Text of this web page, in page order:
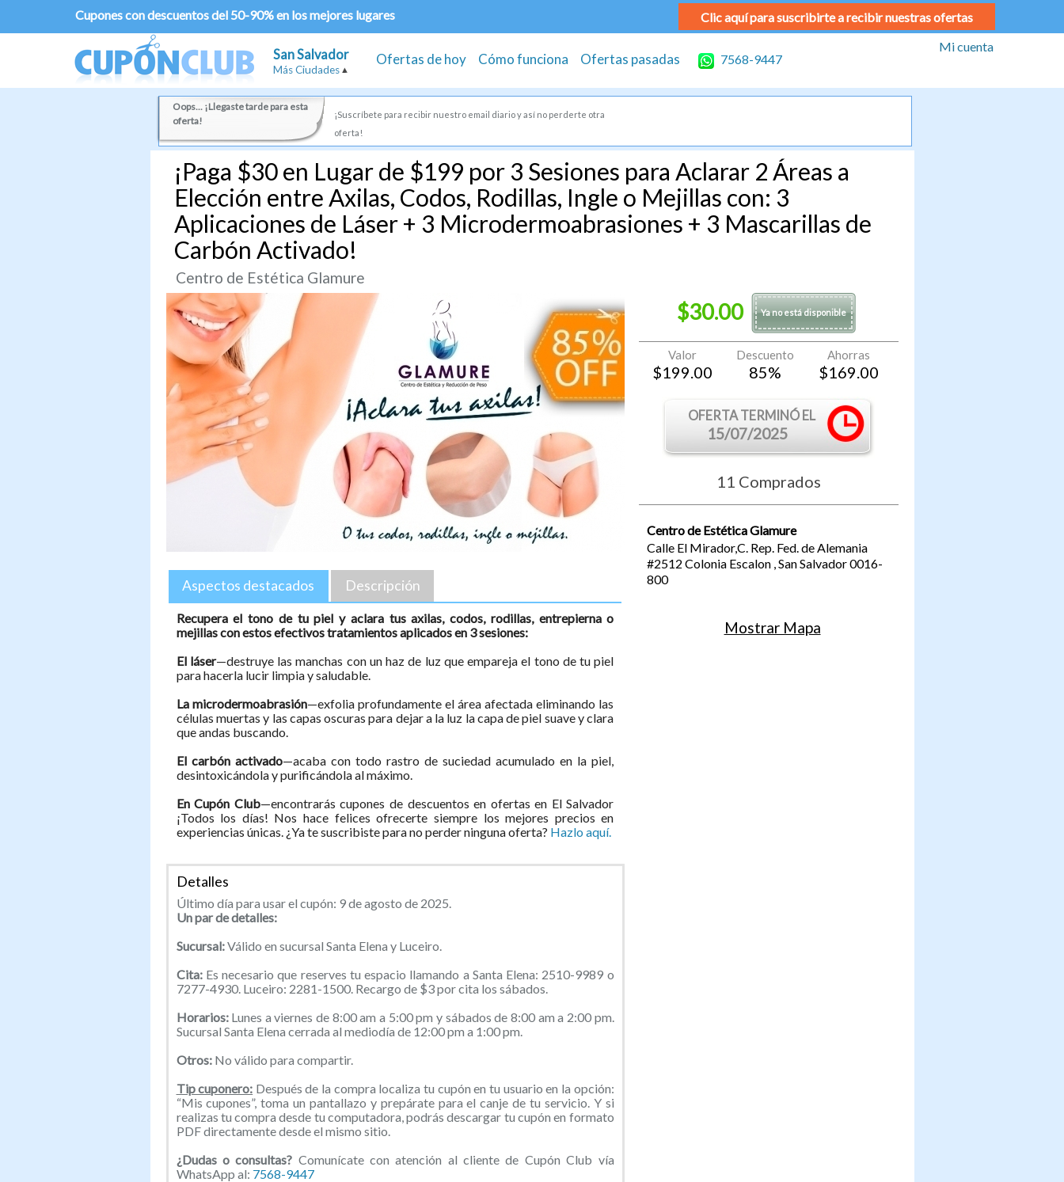
Cupones con descuentos del 50-90% en los mejores lugares Clic aquí para suscribirte a recibir nuestras ofertas
San Salvador
Más Ciudades
Ofertas de hoy Cómo funciona Ofertas pasadas 7568-9447
Mi cuenta
Oops... ¡Llegaste tarde para esta
oferta!
¡Suscríbete para recibir nuestro email diario y así no perderte otra
oferta!
¡Paga $30 en Lugar de $199 por 3 Sesiones para Aclarar 2 Áreas a
Elección entre Axilas, Codos, Rodillas, Ingle o Mejillas con: 3
Aplicaciones de Láser + 3 Microdermoabrasiones + 3 Mascarillas de
Carbón Activado!
Centro de Estética Glamure
Aspectos destacados Descripción
Recupera el tono de tu piel y aclara tus axilas, codos, rodillas, entrepierna o
mejillas con estos efectivos tratamientos aplicados en 3 sesiones:
El láser—destruye las manchas con un haz de luz que empareja el tono de tu piel
para hacerla lucir limpia y saludable.
La microdermoabrasión—exfolia profundamente el área afectada eliminando las
células muertas y las capas oscuras para dejar a la luz la capa de piel suave y clara
que andas buscando.
El carbón activado—acaba con todo rastro de suciedad acumulado en la piel,
desintoxicándola y purificándola al máximo.
En Cupón Club—encontrarás cupones de descuentos en ofertas en El Salvador
¡Todos los días! Nos hace felices ofrecerte siempre los mejores precios en
experiencias únicas. ¿Ya te suscribiste para no perder ninguna oferta? Hazlo aquí.
Detalles
Último día para usar el cupón: 9 de agosto de 2025.
Un par de detalles:
Sucursal:Válido en sucursal Santa Elena y Luceiro.
Cita:Es necesario que reserves tu espacio llamando a Santa Elena: 2510-9989 o
7277-4930. Luceiro: 2281-1500. Recargo de $3 por cita los sábados.
Horarios:Lunes a viernes de 8:00 am a 5:00 pm y sábados de 8:00 am a 2:00 pm.
Sucursal Santa Elena cerrada al mediodía de 12:00 pm a 1:00 pm.
Otros:No válido para compartir.
Tip cuponero: Después de la compra localiza tu cupón en tu usuario en la opción:
“Mis cupones”, toma un pantallazo y prepárate para el canje de tu servicio. Y si
realizas tu compra desde tu computadora, podrás descargar tu cupón en formato
PDF directamente desde el mismo sitio.
¿Dudas o consultas? Comunícate con atención al cliente de Cupón Club vía
WhatsApp al: 7568-9447
$30.00 Ya no está disponible
Valor
$199.00
Descuento
85%
Ahorras
$169.00
OFERTA TERMINÓ EL
15/07/2025
11 Comprados
Centro de Estética Glamure
Calle El Mirador,C. Rep. Fed. de Alemania
#2512 Colonia Escalon,San Salvador0016-
800
Mostrar Mapa